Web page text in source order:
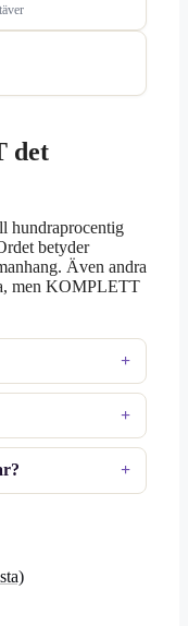
det
hundraprocentig
betyder
Även andra
men KOMPLETT